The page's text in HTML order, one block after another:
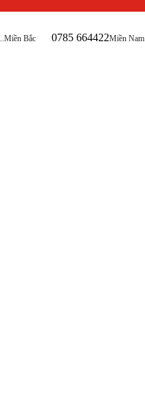
Miền Bắc 0785 664422Miền Nam